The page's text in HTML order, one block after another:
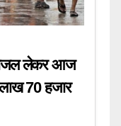
लेकर आज
70 हजार